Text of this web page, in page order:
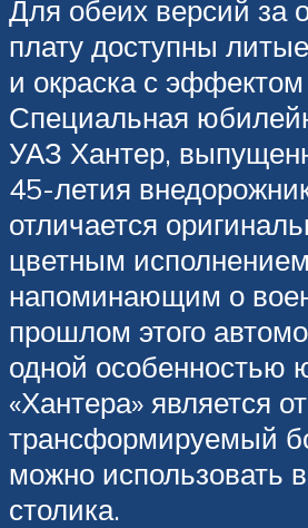
Для обеих версий за
плату доступны
и окраска с эффектом
Специальная
УАЗ Хантер,
45-летия
отличается
цветным
напоминающим о
прошлом этого
одной особенностью
«Хантера» является
трансформируемый
можно использовать
столика.